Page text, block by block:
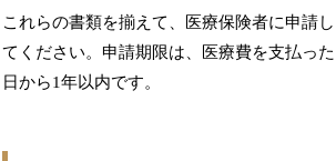
これらの書類を揃えて、医療保険者に申請し
てください。申請期限は、医療費を支払った
日から1年以内です。